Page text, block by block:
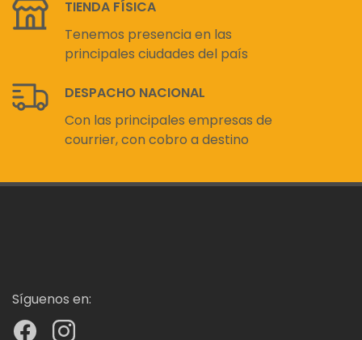
TIENDA FÍSICA
Tenemos presencia en las
principales ciudades del país
DESPACHO NACIONAL
Con las principales empresas de
courrier, con cobro a destino
Síguenos en: